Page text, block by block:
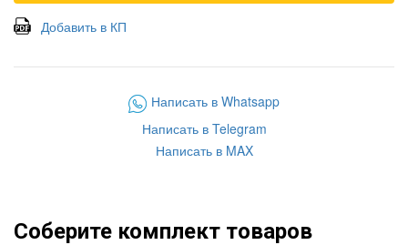
Добавить в КП
Написать в Whatsapp
Написать в Telegram
Написать в MAX
Соберите комплект товаров